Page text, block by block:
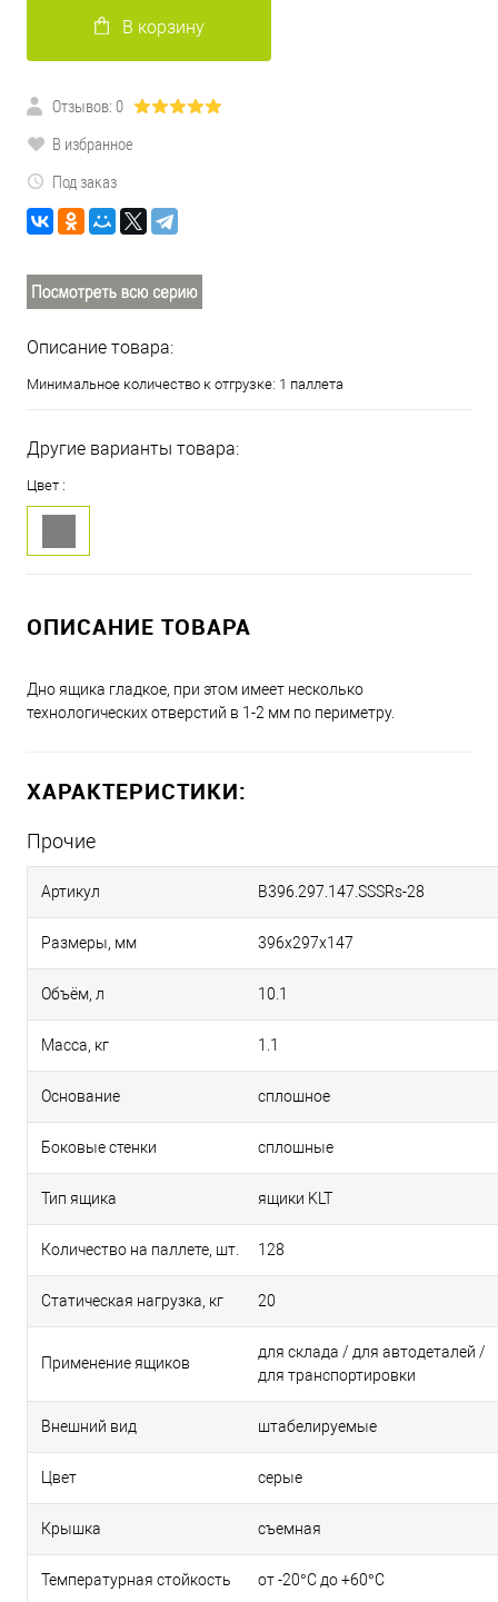
В корзину
Отзывов: 0
В избранное
Под заказ
Описание товара:
Минимальное количество к отгрузке: 1 паллета
Другие варианты товара:
Цвет :
ОПИСАНИЕ ТОВАРА
Дно ящика гладкое, при этом имеет несколько
технологических отверстий в 1-2 мм по периметру.
ХАРАКТЕРИСТИКИ:
Прочие
Артикул B396.297.147.SSSRs-28
Размеры, мм 396х297х147
Объём, л 10.1
Масса, кг 1.1
Основание сплошное
Боковые стенки сплошные
Тип ящика ящики KLT
Количество на паллете, шт. 128
Статическая нагрузка, кг 20
Применение ящиков
для склада / для автодеталей /
для транспортировки
Внешний вид штабелируемые
Цвет серые
Крышка съемная
Температурная стойкость от -20°C до +60°C